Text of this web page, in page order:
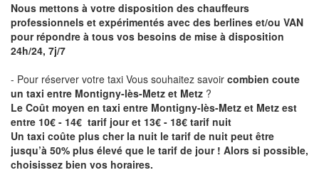
Nous mettons à votre disposition des chauffeurs
professionnels et expérimentés avec des berlines et/ou VAN
pour répondre à tous vos besoins de mise à disposition
24h/24, 7j/7
- Pour réserver votre taxi Vous souhaitez savoir combien coute
un taxi entre Montigny-lès-Metz et Metz ?
Le Coût moyen en taxi entre Montigny-lès-Metz et Metz est
entre 10€ - 14€ tarif jour et 13€ - 18€ tarif nuit
Un taxi coûte plus cher la nuit le tarif de nuit peut être
jusqu’à 50% plus élevé que le tarif de jour ! Alors si possible,
choisissez bien vos horaires.